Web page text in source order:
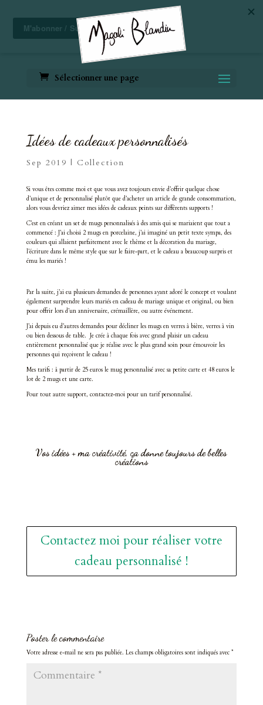
Sélectionner une page
Idées de cadeaux personnalisés
Sep 2019 | Collection
Si vous êtes comme moi et que vous avez toujours envie d’offrir quelque chose
d’unique et de personnalisé plutôt que d’acheter un article de grande consommation,
alors vous devriez aimer mes idées de cadeaux peints sur différents supports !
C’est en créant un set de mugs personnalisés à des amis qui se mariaient que tout a
commencé : J’ai choisi 2 mugs en porcelaine, j’ai imaginé un petit texte sympa, des
couleurs qui allaient parfaitement avec le thème et la décoration du mariage,
l’écriture dans le même style que sur le faire-part, et le cadeau a beaucoup surpris et
ému les mariés !
Par la suite, j’ai eu plusieurs demandes de personnes ayant adoré le concept et voulant
également surprendre leurs mariés en cadeau de mariage unique et original, ou bien
pour offrir lors d’un anniversaire, crémaillère, ou autre événement.
J’ai depuis eu d’autres demandes pour décliner les mugs en verres à bière, verres à vin
ou bien dessous de table. Je crée à chaque fois avec grand plaisir un cadeau
entièrement personnalisé que je réalise avec le plus grand soin pour émouvoir les
personnes qui reçoivent le cadeau !
Mes tarifs : à partir de 25 euros le mug personnalisé avec sa petite carte et 48 euros le
lot de 2 mugs et une carte.
Pour tout autre support, contactez-moi pour un tarif personnalisé.
Vos idées + ma créativité, ça donne toujours de belles
créations
Contactez moi pour réaliser votre
cadeau personnalisé !
Poster le commentaire
Votre adresse e-mail ne sera pas publiée. Les champs obligatoires sont indiqués avec *